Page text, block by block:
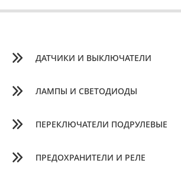
ДАТЧИКИ И ВЫКЛЮЧАТЕЛИ
ЛАМПЫ И СВЕТОДИОДЫ
ПЕРЕКЛЮЧАТЕЛИ ПОДРУЛЕВЫЕ
ПРЕДОХРАНИТЕЛИ И РЕЛЕ